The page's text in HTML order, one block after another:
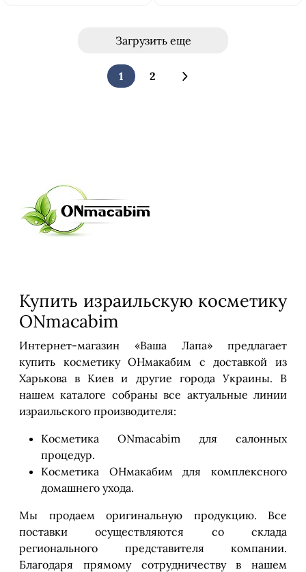
Загрузить еще
1 2
Купить израильскую косметику
ONmacabim
Интернет-магазин «Ваша Лапа» предлагает
купить косметику ОНмакабим с доставкой из
Харькова в Киев и другие города Украины. В
нашем каталоге собраны все актуальные линии
израильского производителя:
Косметика ONmacabim для салонных
процедур.
Косметика ОНмакабим для комплексного
домашнего ухода.
Мы продаем оригинальную продукцию. Все
поставки осуществляются со склада
регионального представителя компании.
Благодаря прямому сотрудничеству в нашем